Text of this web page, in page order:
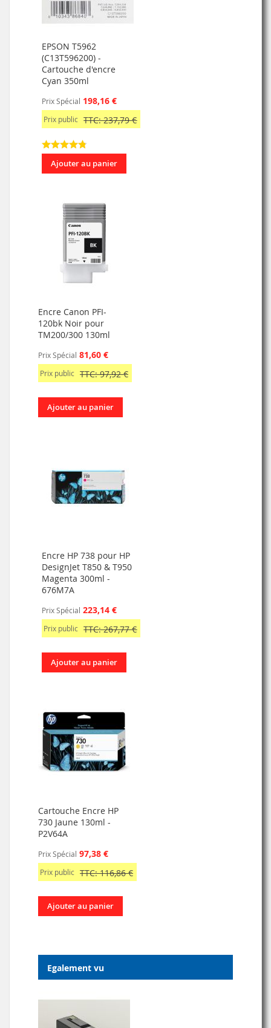
EPSON T5962
(C13T596200) -
Cartouche d'encre
Cyan 350ml
Prix Spécial 198,16 €
Prix public TTC: 237,79 €
Ajouter au panier
Encre Canon PFI-
120bk Noir pour
TM200/300 130ml
Prix Spécial 81,60 €
Prix public TTC: 97,92 €
Ajouter au panier
Encre HP 738 pour HP
DesignJet T850 & T950
Magenta 300ml -
676M7A
Prix Spécial 223,14 €
Prix public TTC: 267,77 €
Ajouter au panier
Cartouche Encre HP
730 Jaune 130ml -
P2V64A
Prix Spécial 97,38 €
Prix public TTC: 116,86 €
Ajouter au panier
Egalement vu